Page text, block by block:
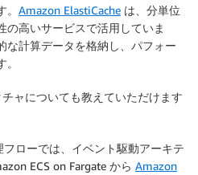
Amazon ElastiCache は、分単位
の高いサービスで活用していま
な計算データを格納し、パフォー
ャについても教えていただけます
ローでは、イベント駆動アーキテ
ECS on Fargate から Amazon